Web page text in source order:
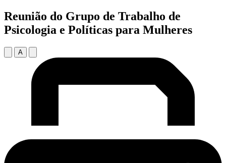
Reunião do Grupo de Trabalho de
Psicologia e Políticas para Mulheres
A